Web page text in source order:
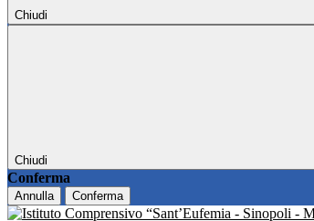
Chiudi
Chiudi
Conferma
Annulla Conferma